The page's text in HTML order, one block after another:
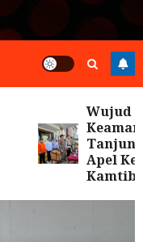
Wujud
Keamanan
Tanjung
Apel
Kamtibmas